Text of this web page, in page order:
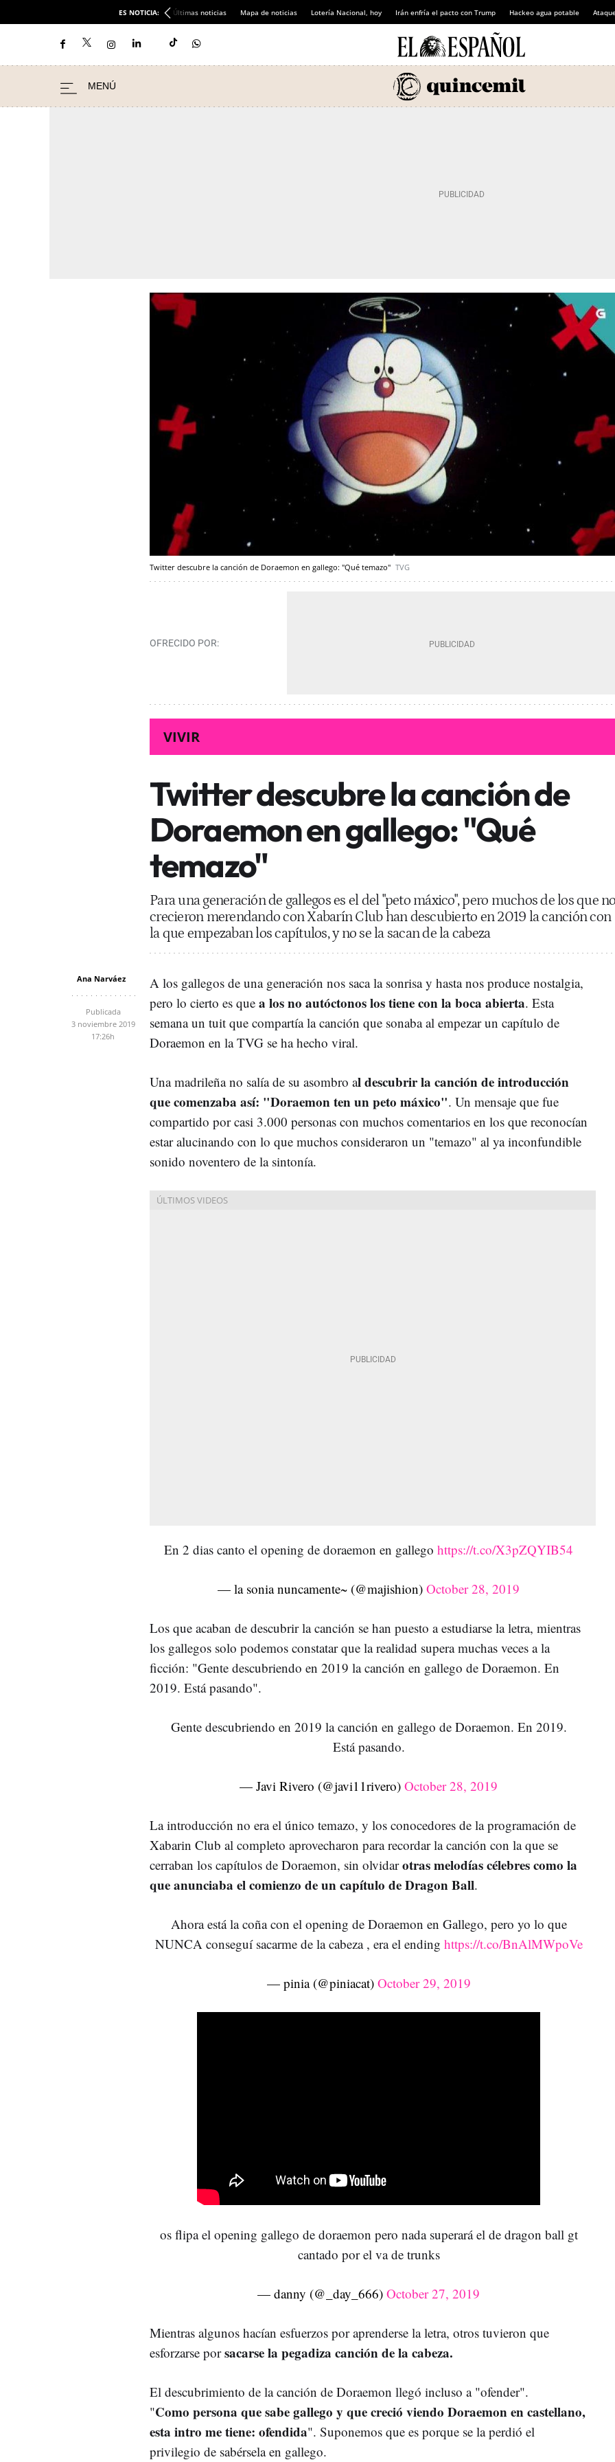
ES NOTICIA: Últimas noticias Mapa de noticias Lotería Nacional, hoy Irán enfría el pacto con Trump Hackeo agua potable
Twitter descubre la canción de Doraemon en gallego: "Qué temazo" TVG
OFRECIDO POR:
VIVIR
Twitter descubre la canción de
Doraemon en gallego: "Qué
temazo"
Para una generación de gallegos es el del "peto máxico", pero muchos de los que
crecieron merendando con Xabarín Club han descubierto en 2019 la canción con
la que empezaban los capítulos, y no se la sacan de la cabeza
Ana Narváez
Publicada
3 noviembre 2019
17:26h
A los gallegos de una generación nos saca la sonrisa y hasta nos produce nostalgia,
pero lo cierto es que a los no autóctonos los tiene con la boca abierta. Esta
semana un tuit que compartía la canción que sonaba al empezar un capítulo de
Doraemon en la TVG se ha hecho viral.
Una madrileña no salía de su asombro al descubrir la canción de introducción
que comenzaba así: "Doraemon ten un peto máxico". Un mensaje que fue
compartido por casi 3.000 personas con muchos comentarios en los que reconocían
estar alucinando con lo que muchos consideraron un "temazo" al ya inconfundible
sonido noventero de la sintonía.
En 2 dias canto el opening de doraemon en gallegohttps://t.co/X3pZQYIB54
— la sonia nuncamente~ (@majishion)October 28, 2019
Los que acaban de descubrir la canción se han puesto a estudiarse la letra, mientras
los gallegos solo podemos constatar que la realidad supera muchas veces a la
ficción: "Gente descubriendo en 2019 la canción en gallego de Doraemon. En
2019. Está pasando".
Gente descubriendo en 2019 la canción en gallego de Doraemon. En 2019.
Está pasando.
— Javi Rivero (@javi11rivero)October 28, 2019
La introducción no era el único temazo, y los conocedores de la programación de
Xabarin Club al completo aprovecharon para recordar la canción con la que se
cerraban los capítulos de Doraemon, sin olvidarotras melodías célebres como la
que anunciaba el comienzo de un capítulo de Dragon Ball.
Ahora está la coña con el opening de Doraemon en Gallego, pero yo lo que
NUNCA conseguí sacarme de la cabeza , era el ending https://t.co/BnAlMWpoVe
— pinia (@piniacat) October 29, 2019
os flipa el opening gallego de doraemon pero nada superará el de dragon ball gt
cantado por el va de trunks
— danny (@_day_666)October 27, 2019
Mientras algunos hacían esfuerzos por aprenderse la letra, otros tuvieron que
esforzarse porsacarse la pegadiza canción de la cabeza.
El descubrimiento de la canción de Doraemon llegó incluso a "ofender".
"Como persona que sabe gallego y que creció viendo Doraemon en castellano,
esta intro me tiene: ofendida". Suponemos que es porque se la perdió el
privilegio de sabérsela en gallego.